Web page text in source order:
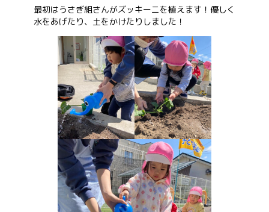
会社概要
最初はうさぎ組さんがズッキーニを植えます！優しく
水をあげたり、土をかけたりしました！